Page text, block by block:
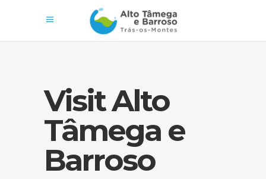
Visit Alto
Tâmega e
Barroso